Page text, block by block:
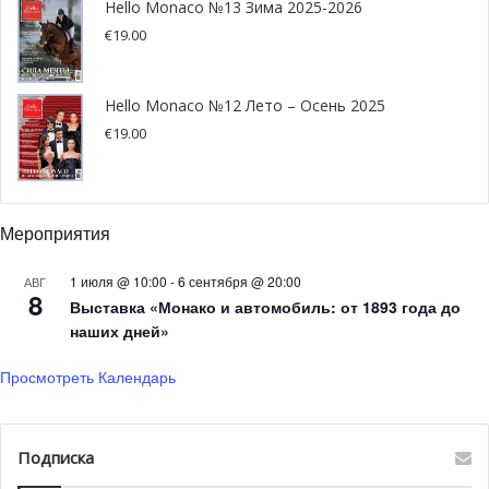
знаменитостей, активно стремящихся внести
позитивный вклад в окружающий мир.
«Grace Influential Impact Award признаёт приверженность
Формулы-1 и её вклад в передовые технологии и
инновации, направленные на устойчивое развитие,
филантропические инициативы и позитивное влияние
на общество. Награда вручается команде или
организации Формулы-1, которая наилучшим образом
лучше
», — говорится на сайте Grace Influential.
наследием принцессы Грейс. Награда, вдохновлённая
Hello Monaco №13 Зима 2025-2026
€19.00
Hello Monaco №12 Лето – Осень 2025
€19.00
Мероприятия
АВГ
8
1 июля @ 10:00 -6 сентября @ 20:00
Выставка «Монако и автомобиль: от 1893 года до
наших дней»
Просмотреть Календарь
Подписка